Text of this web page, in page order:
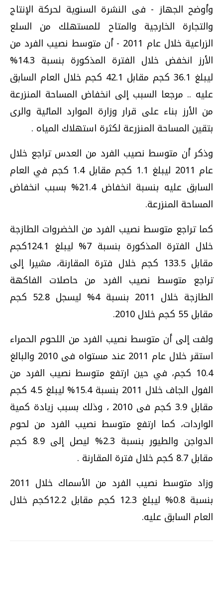
وأوضح الجهاز - فى النشرة السنوية لحركة الإنتاج
والتجارة الخارجية والمتاح للمستهلك من السلع
الزراعية خلال عام 2011 - أن متوسط نصيب الفرد من
الأرز انخفض خلال الفترة المذكورة بنسبة 14.3%
ليبلغ 36.1 كجم مقابل 42.1 كجم خلال العام السابق
عليه .. مرجعا السبب إلى انخفاض المساحة المنزرعة
من الأرز بناء على قرار وزارة الموارد المائية والرى
بتقين المساحة المنزرعة لكثرة استهلاك المياه .
وذكر أن متوسط نصيب الفرد من العدس تراجع خلال
عام 2011 ليبلغ 1.1 كجم مقابل 1.4 كجم في العام
السابق عليه بنسبة انخفاض 21.4% بسبب انخفاض
المساحة المنزرعة.
كما تراجع متوسط نصيب الفرد من الخضروات الطازجة
خلال الفترة المذكورة بنسبة 7% ليبلغ 124.1كجم
مقابل 133.5 كجم خلال فترة المقارنة، مشيرا إلى
تراجع متوسط نصيب الفرد من حاصلات الفاكهة
الطازجة خلال 2011 بنسبة 4% ليسجل 52.8 كجم
مقابل 55 كجم خلال 2010.
ولفت إلى أن متوسط نصيب الفرد من اللحوم الحمراء
استقر خلال عام 2011 عند مستواه فى 2010 والبالغ
10.4 كجم، في حين ارتفع متوسط نصيب الفرد من
الفول الجاف خلال 2011 بنسبة 15.4% ليبلغ 4.5 كجم
مقابل 3.9 كجم فى 2010 ، وذلك بسبب زيادة كمية
الواردات، كما ارتفع متوسط نصيب الفرد من لحوم
الدواجن والطيور بنسبة 2.3% ليصل إلى 8.9 كجم
مقابل 8.7 كجم خلال فترة المقارنة .
وزاد متوسط نصيب الفرد من الأسماك خلال 2011
بنسبة 0.8% ليبلغ 12.3 كجم مقابل 12.2كجم خلال
العام السابق عليه.